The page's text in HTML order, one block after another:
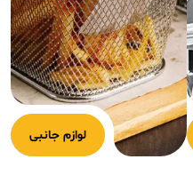
لوازم جانبی